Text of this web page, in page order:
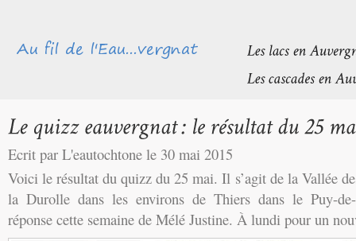
Ecrit par L'eautochtone le 30 mai 2015
Voici le résultat du quizz du 25 mai. Il s’agit de la Vallée
la Durolle dans les environs de Thiers dans le Puy-
réponse cette semaine de Mélé Justine. À lundi pour un